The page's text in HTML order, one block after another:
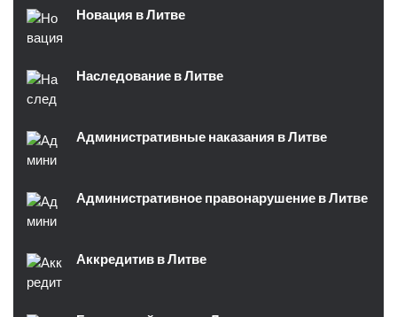
Новация в Литве
Наследование в Литве
Административные наказания в Литве
Административное правонарушение в Литве
Аккредитив в Литве